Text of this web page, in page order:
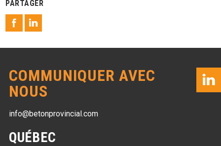
PARTAGER
COMMUNIQUER AVEC
NOUS
info@betonprovincial.com
QUÉBEC